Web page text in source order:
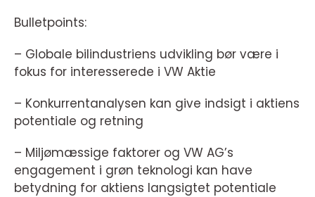
Bulletpoints:
– Globale bilindustriens udvikling bør være i
fokus for interesserede i VW Aktie
– Konkurrentanalysen kan give indsigt i aktiens
potentiale og retning
– Miljømæssige faktorer og VW AG’s
engagement i grøn teknologi kan have
betydning for aktiens langsigtet potentiale